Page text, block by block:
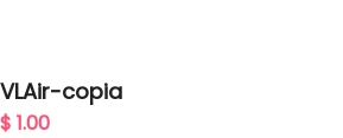
VLAir-copia
$ 1.00